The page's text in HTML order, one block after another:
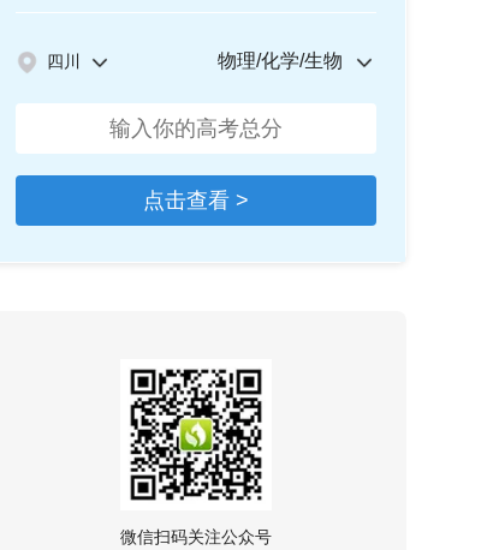
四川 物理/化学/生物
点击查看 >
微信扫码关注公众号